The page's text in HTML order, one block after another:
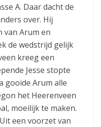
A. Daar dacht de
over. Hij
van Arum en
de wedstrijd gelijk
kreeg een
Jesse stopte
gooide Arum alle
het Heerenveen
moeilijk te maken.
een voorzet van